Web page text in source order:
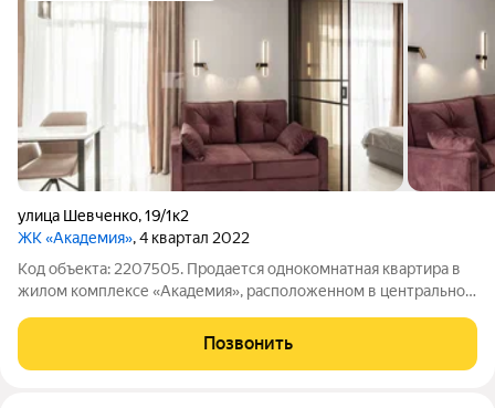
улица Шевченко,19/1к2
ЖК «Академия», 4 квартал 2022
Код объекта: 2207505. Продается однокомнатная квартира в
жилом комплексе «Академия», расположенном в центральной
близости от станции метро «Октябрьская», что обеспечивает
прямую транспортную
Позвонить